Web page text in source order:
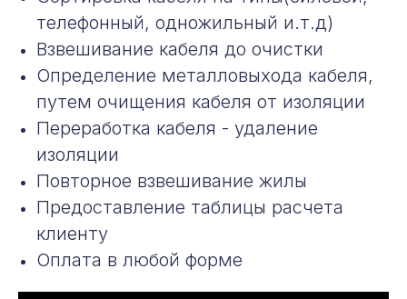
телефонный, одножильный и.т.д)
Взвешивание кабеля до очистки
Определение металловыхода кабеля,
путем очищения кабеля от изоляции
Переработка кабеля - удаление
изоляции
Повторное взвешивание жилы
Предоставление таблицы расчета
клиенту
Оплата в любой форме